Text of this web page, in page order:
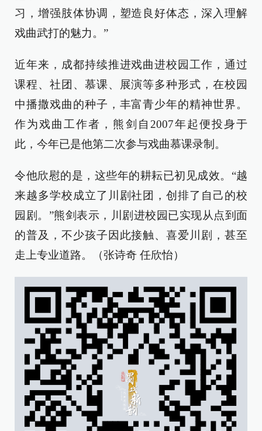
习，增强肢体协调，塑造良好体态，深入理解
戏曲武打的魅力。”
近年来，成都持续推进戏曲进校园工作，通过
课程、社团、慕课、展演等多种形式，在校园
中播撒戏曲的种子，丰富青少年的精神世界。
作为戏曲工作者，熊剑自2007年起便投身于
此，今年已是他第二次参与戏曲慕课录制。
令他欣慰的是，这些年的耕耘已初见成效。“越
来越多学校成立了川剧社团，创排了自己的校
园剧。”熊剑表示，川剧进校园已实现从点到面
的普及，不少孩子因此接触、喜爱川剧，甚至
走上专业道路。（张诗奇 任欣怡）